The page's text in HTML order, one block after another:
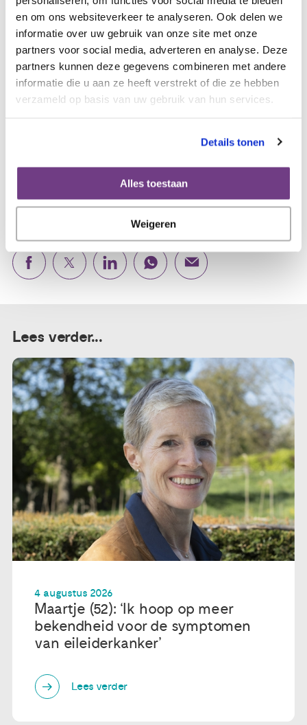
en om ons websiteverkeer te analyseren. Ook delen we
informatie over uw gebruik van onze site met onze
partners voor social media, adverteren en analyse. Deze
partners kunnen deze gegevens combineren met andere
informatie die u aan ze heeft verstrekt of die ze hebben
verzameld op basis van uw gebruik van hun services.
Details tonen
Alles toestaan
Weigeren
ik stel niets meer uit en ben alerter op mijn lichaam
geworden. Ik geniet van de kleine dingen die het leven te
bieden heeft.”
Janna vertelde haar verhaal in november 2018. Er kunnen
veranderingen in haar gezondheid zijn opgetreden.
eierstokkanker
Lees verder...
4 augustus 2026
Maartje (52): ‘Ik hoop op meer
bekendheid voor de symptomen
van eileiderkanker’
Lees verder